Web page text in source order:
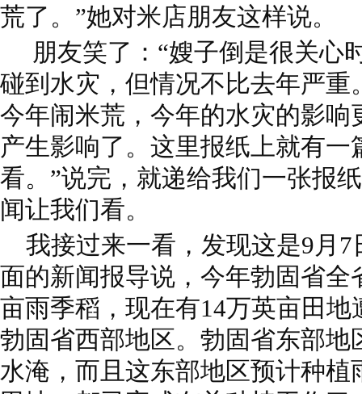
荒了。”她对米店朋友这样说。
朋友笑了：“嫂子倒是很关心
碰到水灾，但情况不比去年严重
今年闹米荒，今年的水灾的影
产生影响了。这里报纸上就有
看。”说完，就递给我们一张报
闻让我们看。
我接过来一看，发现这是9月7
面的新闻报导说，今年勃固省全
亩雨季稻，现在有14万英亩田
勃固省西部地区。勃固省东部地
水淹，而且这东部地区预计种植